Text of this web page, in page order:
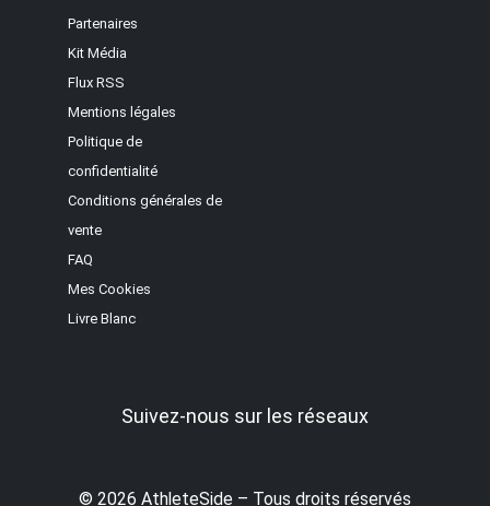
Partenaires
Kit Média
Flux RSS
Mentions légales
Politique de
confidentialité
Conditions générales de
vente
FAQ
Mes Cookies
Livre Blanc
Suivez-nous sur les réseaux
© 2026 AthleteSide – Tous droits réservés